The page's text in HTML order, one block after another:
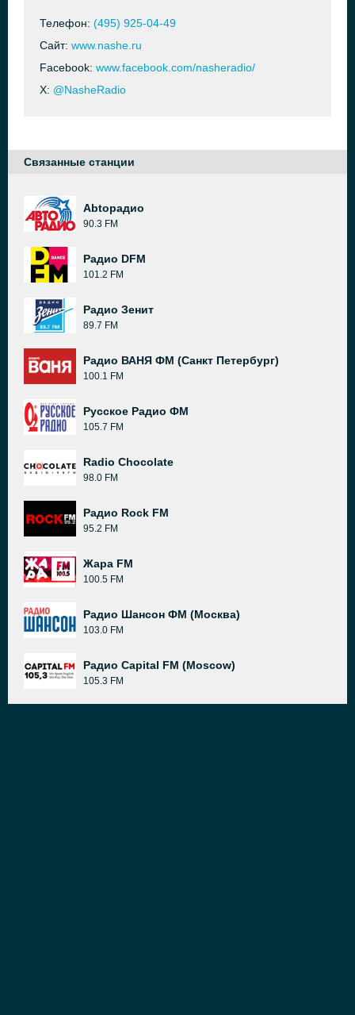
Телефон: (495) 925-04-49
Сайт: www.nashe.ru
Facebook: www.facebook.com/nasheradio/
X: @NasheRadio
Связанные станции
Abtoрадио
90.3 FM
Радио DFM
101.2 FM
Радио Зенит
89.7 FM
Радио ВАНЯ ФМ (Санкт Петербург)
100.1 FM
Русское Радио ФМ
105.7 FM
Radio Chocolate
98.0 FM
Радио Rock FM
95.2 FM
Жара FM
100.5 FM
Радио Шансон ФМ (Москва)
103.0 FM
Радио Capital FM (Moscow)
105.3 FM